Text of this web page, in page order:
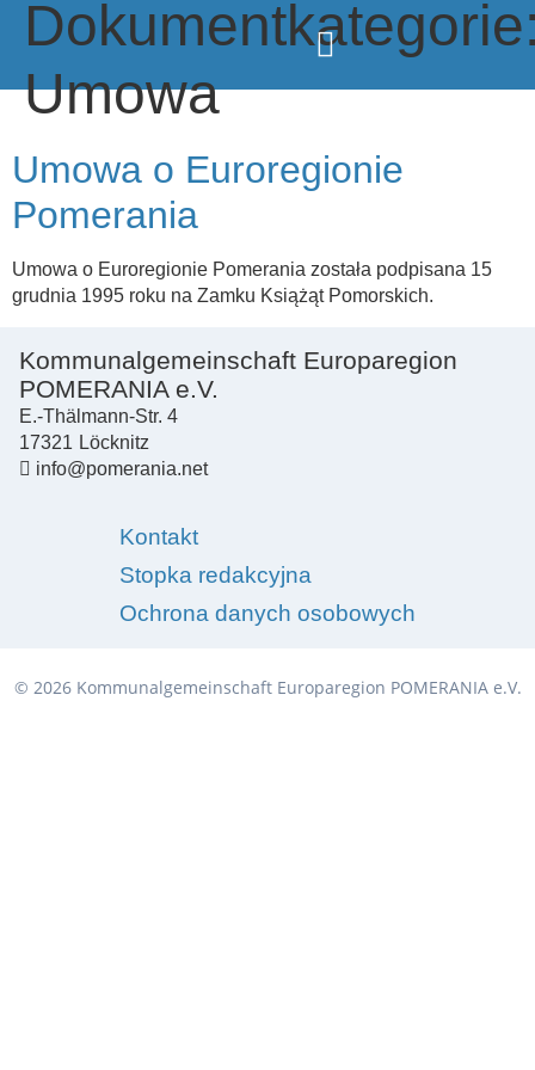
Umowa
Umowa o Euroregionie
Pomerania
Umowa o Euroregionie Pomerania została podpisana 15
grudnia 1995 roku na Zamku Książąt Pomorskich.
Kommunalgemeinschaft Europaregion
POMERANIA e.V.
E.-Thälmann-Str. 4
17321 Löcknitz
info@pomerania.net
Kontakt
Stopka redakcyjna
Ochrona danych osobowych
© 2026 Kommunalgemeinschaft Europaregion POMERANIA e.V.